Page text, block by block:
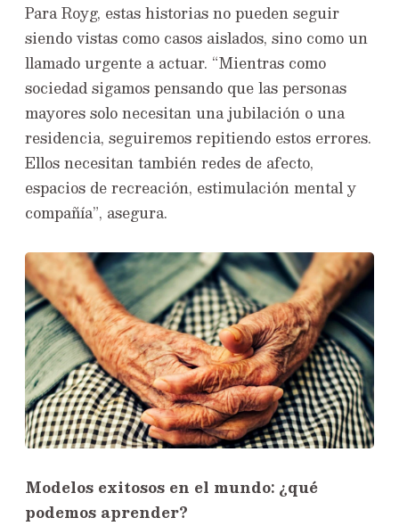
Para Royg, estas historias no pueden seguir
siendo vistas como casos aislados, sino como un
llamado urgente a actuar. “Mientras como
sociedad sigamos pensando que las personas
mayores solo necesitan una jubilación o una
residencia, seguiremos repitiendo estos errores.
Ellos necesitan también redes de afecto,
espacios de recreación, estimulación mental y
compañía”, asegura.
Modelos exitosos en el mundo: ¿qué
podemos aprender?